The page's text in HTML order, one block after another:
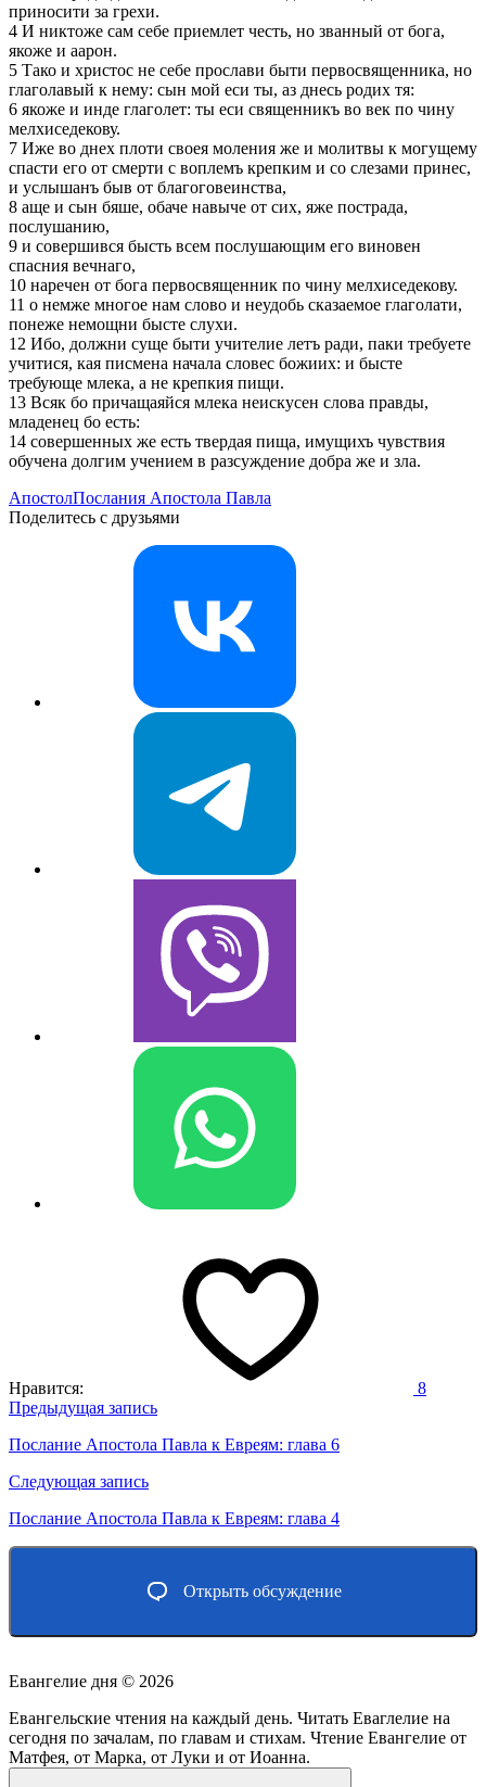
приносити за грехи.
4 И никтоже сам себе приемлет честь, но званный от бога,
якоже и аарон.
5 Тако и христос не себе прослави быти первосвященника, но
глаголавый к нему: сын мой еси ты, аз днесь родих тя:
6 якоже и инде глаголет: ты еси священникъ во век по чину
мелхиседекову.
7 Иже во днех плоти своея моления же и молитвы к могущему
спасти его от смерти с воплемъ крепким и со слезами принес,
и услышанъ быв от благоговеинства,
8 аще и сын бяше, обаче навыче от сих, яже пострада,
послушанию,
9 и совершився бысть всем послушающим его виновен
спасния вечнаго,
10 наречен от бога первосвященник по чину мелхиседекову.
11 о немже многое нам слово и неудобь сказаемое глаголати,
понеже немощни бысте слухи.
12 Ибо, должни суще быти учителие летъ ради, паки требуете
учитися, кая писмена начала словес божиих: и бысте
требующе млека, а не крепкия пищи.
13 Всяк бо причащаяйся млека неискусен слова правды,
младенец бо есть:
14 совершенных же есть твердая пища, имущихъ чувствия
обучена долгим учением в разсуждение добра же и зла.
АпостолПослания Апостола Павла
Поделитесь с друзьями
Нравится: 8
Навигация
по
записям
Предыдущая запись
Послание Апостола Павла к Евреям: глава 6
Следующая запись
Послание Апостола Павла к Евреям: глава 4
Открыть обсуждение
Евангелие дня © 2026
Евангельские чтения на каждый день. Читать Еваглелие на
сегодня по зачалам, по главам и стихам. Чтение Евангелие от
Матфея, от Марка, от Луки и от Иоанна.